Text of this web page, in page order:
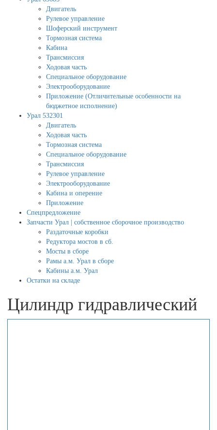
Двигатель
Рулевое управление
Шоферский инструмент
Тормозная система
Кабина
Трансмиссия
Ходовая часть
Специальное оборудование
Электрооборудование
Приложение (Отличительные особенности на
бюджетное исполнение)
Урал 532301
Двигатель
Ходовая часть
Тормозная система
Специальное оборудование
Трансмиссия
Рулевое управление
Электрооборудование
Кабина и оперение
Приложение
Спецпредложение
Запчасти Урал | собственное сборочное производство
Раздаточные коробки
Редуктора мостов в сб.
Мосты в сборе
Рамы а.м. Урал в сборе
Кабины а.м. Урал
Остатки на складе
Цилиндр гидравлический